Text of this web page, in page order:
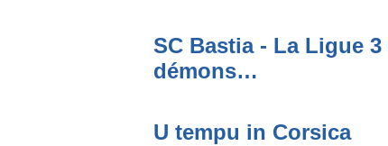
SC Bastia - La Ligue
démons…
U tempu in Corsica